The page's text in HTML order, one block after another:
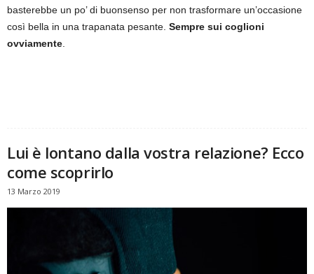
basterebbe un po’ di buonsenso per non trasformare un’occasione
così bella in una trapanata pesante. Sempre sui coglioni
ovviamente.
Lui è lontano dalla vostra relazione? Ecco
come scoprirlo
13 Marzo 2019